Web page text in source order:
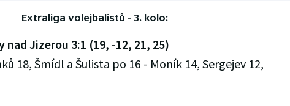
Extraliga volejbalistů - 3. kolo:
nad Jizerou 3:1 (19, -12, 21, 25)
18, Šmídl a Šulista po 16 - Moník 14, Sergejev 12,